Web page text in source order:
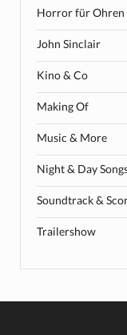
Horror für Ohren
John Sinclair
Kino & Co
Making Of
Music & More
Night & Day
Soundtrack &
Trailershow